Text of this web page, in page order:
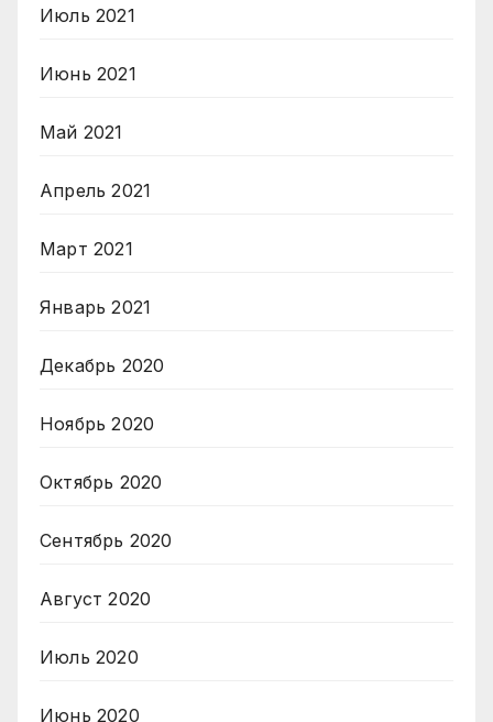
Июль 2021
Июнь 2021
Май 2021
Апрель 2021
Март 2021
Январь 2021
Декабрь 2020
Ноябрь 2020
Октябрь 2020
Сентябрь 2020
Август 2020
Июль 2020
Июнь 2020